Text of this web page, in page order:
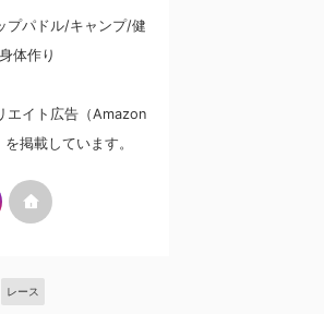
プパドル/キャンプ/健
体作り
エイト広告（Amazon
掲載しています。
レース